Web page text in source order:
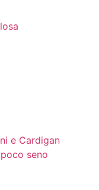
e Cardigan
seno